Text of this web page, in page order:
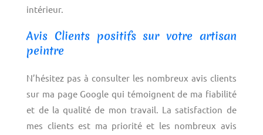
intérieur.
Avis Clients positifs sur votre artisan
peintre
N’hésitez pas à consulter les nombreux avis clients
sur ma page Google qui témoignent de ma fiabilité
et de la qualité de mon travail. La satisfaction de
mes clients est ma priorité et les nombreux avis